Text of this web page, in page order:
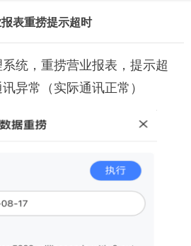
表重捞提示超时
统，重捞营业报表，提示超
异常（实际通讯正常）